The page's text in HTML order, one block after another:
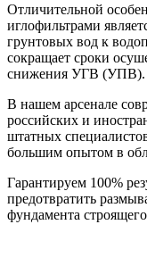
Отличительной
иглофильтрами
грунтовых вод к
сокращает сроки
снижения УГВ (УПВ).
В нашем арсенале
российских и
штатных
большим опытом в
Гарантируем 100%
предотвратить
фундамента